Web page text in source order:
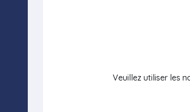
Veuillez utiliser les